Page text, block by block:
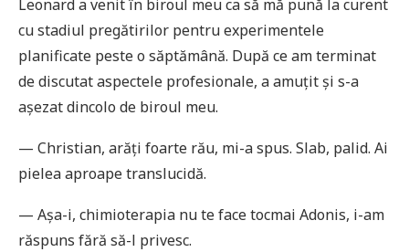
Leonard a venit în biroul meu ca să mă pună la curent
cu stadiul pregătirilor pentru experimentele
planificate peste o săptămână. După ce am terminat
de discutat aspectele profesionale, a amuțit și s-a
așezat dincolo de biroul meu.
— Christian, arăți foarte rău, mi-a spus. Slab, palid. Ai
pielea aproape translucidă.
— Așa-i, chimioterapia nu te face tocmai Adonis, i-am
răspuns fără să-l privesc.